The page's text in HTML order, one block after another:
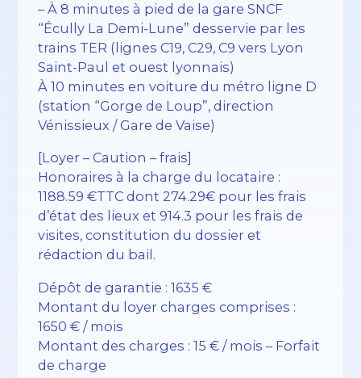
– À 8 minutes à pied de la gare SNCF
“Écully La Demi-Lune” desservie par les
trains TER (lignes C19, C29, C9 vers Lyon
Saint-Paul et ouest lyonnais)
À 10 minutes en voiture du métro ligne D
(station “Gorge de Loup”, direction
Vénissieux / Gare de Vaise)
[Loyer – Caution – frais]
Honoraires à la charge du locataire :
1188.59 €TTC dont 274.29€ pour les frais
d’état des lieux et 914.3 pour les frais de
visites, constitution du dossier et
rédaction du bail.
Dépôt de garantie : 1635 €
Montant du loyer charges comprises :
1650 € / mois
Montant des charges : 15 € / mois – Forfait
de charge